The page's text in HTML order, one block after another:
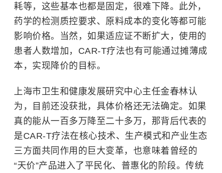
耗等，这些基本也都是固定，很难下降。此外，
药学的检测质控要求、原料成本的变化等都可能
影响价格。当然，如果适应证不断扩大，使用的
患者人数增加，CAR-T疗法也有可能通过摊薄成
本，实现降价的目标。
上海市卫生和健康发展研究中心主任金春林认
为，目前还没获批，具体价格还无法确定。如果
真的能从一百多万降至二十多万，那背后代表的
是CAR-T疗法在核心技术、生产模式和产业生态
三方面共同作用的巨大变革，也意味着曾经的
“天价”产品进入了平民化、普惠化的阶段。传统